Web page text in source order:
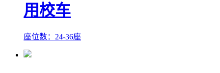
用校车
座位数：24-36座